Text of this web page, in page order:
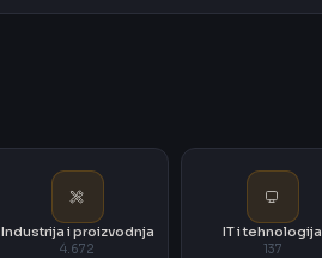
Industrija i proizvodnja
4.672
IT i tehnologija
137